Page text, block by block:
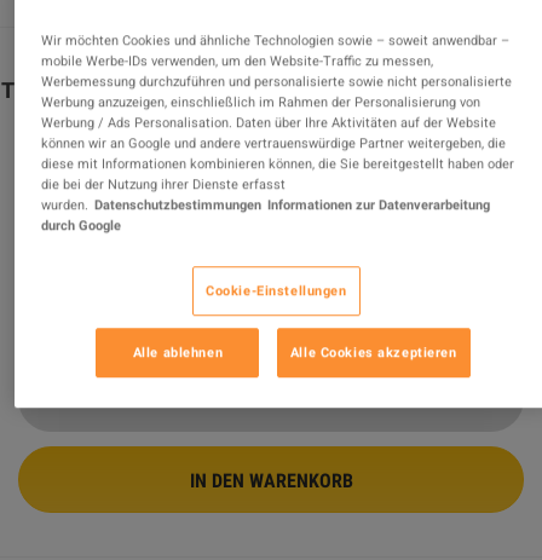
The Sims 4 Digital Deluxe Edition CZ/RU/PL Languages
Only PC EA App CD Key
SONDERANGEBOT
Verkauft von GamingWorld
99.08% von 3425275 Bewertungen sind ausgezeichnet!
$8.48
6 MEHR ANGEBOTE VERFÜGBAR AB $8.48
IN DEN WARENKORB
Wir möchten Cookies und ähnliche Technologien sowie – soweit anwendbar –
mobile Werbe-IDs verwenden, um den Website-Traffic zu messen,
Werbemessung durchzuführen und personalisierte sowie nicht personalisierte
Werbung anzuzeigen, einschließlich im Rahmen der Personalisierung von
Werbung / Ads Personalisation. Daten über Ihre Aktivitäten auf der Website
können wir an Google und andere vertrauenswürdige Partner weitergeben, die
diese mit Informationen kombinieren können, die Sie bereitgestellt haben oder
die bei der Nutzung ihrer Dienste erfasst
wurden. Datenschutzbestimmungen Informationen zur Datenverarbeitung
durch Google
Cookie-Einstellungen
Alle ablehnen Alle Cookies akzeptieren